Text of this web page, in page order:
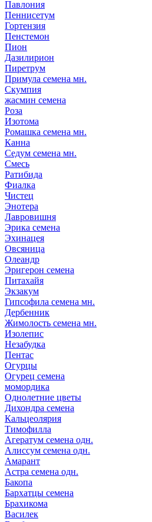
Павлония
Пеннисетум
Гортензия
Пенстемон
Пион
Дазилирион
Пиретрум
Примула семена мн.
Скумпия
жасмин семена
Роза
Изотома
Ромашка семена мн.
Канна
Седум семена мн.
Смесь
Ратибида
Фиалка
Чистец
Энотера
Лавровишня
Эрика семена
Эхинацея
Овсяница
Олеандр
Эригерон семена
Питахайя
Экзакум
Гипсофила семена мн.
Дербенник
Жимолость семена мн.
Изолепис
Незабудка
Пентас
Огурцы
Огурец семена
момордика
Однолетние цветы
Дихондра семена
Кальцеолярия
Тимофилла
Агератум семена одн.
Алиссум семена одн.
Амарант
Астра семена одн.
Бакопа
Бархатцы семена
Брахикома
Василек